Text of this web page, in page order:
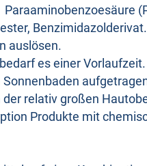
auslösen.
es einer
relativ großen
Produkte mit